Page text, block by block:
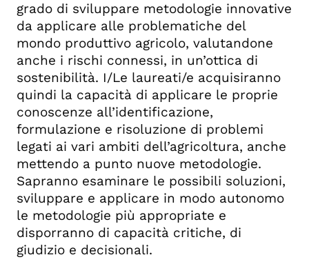
grado di sviluppare metodologie innovative
da applicare alle problematiche del
mondo produttivo agricolo, valutandone
anche i rischi connessi, in un’ottica di
sostenibilità. I/Le laureati/e acquisiranno
quindi la capacità di applicare le proprie
conoscenze all’i­dentificazione,
formulazione e risoluzione di pro­blemi
legati ai vari ambiti dell’agricoltura, anche
mettendo a punto nuove metodologie.
Sapranno esaminare le possibili soluzioni,
sviluppare e ap­plicare in modo autonomo
le metodologie più appropriate e
disporranno di capacità critiche, di
giudizio e decisionali.